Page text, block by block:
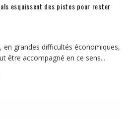
esquissent des pistes pour rester
en grandes difficultés économiques,
être accompagné en ce sens...